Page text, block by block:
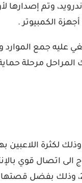
الكمبيوتر .
عليه جمع
مرحلة
لكثرة
الى اتصال قوي